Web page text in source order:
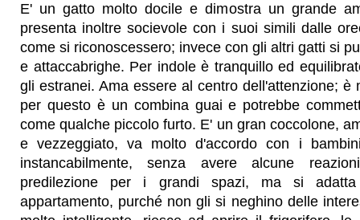
E' un gatto molto docile e dimostra un grande
presenta inoltre socievole con i suoi simili dalle
come si riconoscessero; invece con gli altri gatti si
e attaccabrighe. Per indole è tranquillo ed
gli estranei. Ama essere al centro dell'attenzione; è
per questo è un combina guai e potrebbe
come qualche piccolo furto. E' un gran coccolone,
e vezzeggiato, va molto d'accordo con i
instancabilmente, senza avere alcune
predilezione per i grandi spazi, ma si
appartamento, purché non gli si neghino delle